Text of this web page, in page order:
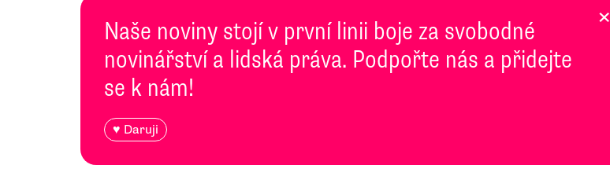
Naše noviny stojí v první linii boje za svobodné
novinářství a lidská práva. Podpořte nás a přidejte
se k nám!
♥ Daruji
×